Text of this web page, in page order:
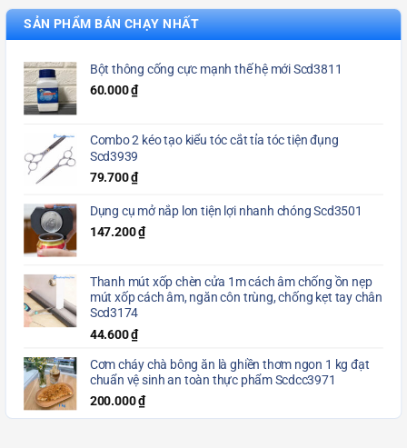
SẢN PHẨM BÁN CHẠY NHẤT
Bột thông cống cực mạnh thế hệ mới Scd3811
60.000₫
Combo 2 kéo tạo kiểu tóc cắt tỉa tóc tiện đụng
Scd3939
79.700₫
Dụng cụ mở nắp lon tiện lợi nhanh chóng Scd3501
147.200₫
Thanh mút xốp chèn cửa 1m cách âm chống ồn nẹp
mút xốp cách âm, ngăn côn trùng, chống kẹt tay chân
Scd3174
44.600₫
Cơm cháy chà bông ăn là ghiền thơm ngon 1 kg đạt
chuẩn vệ sinh an toàn thực phẩm Scdcc3971
200.000₫